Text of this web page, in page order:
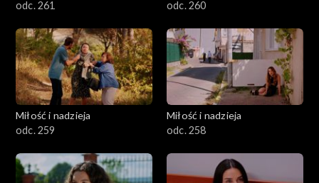
odc. 261
odc. 260
Miłość i nadzieja
odc. 259
Miłość i nadzieja
odc. 258